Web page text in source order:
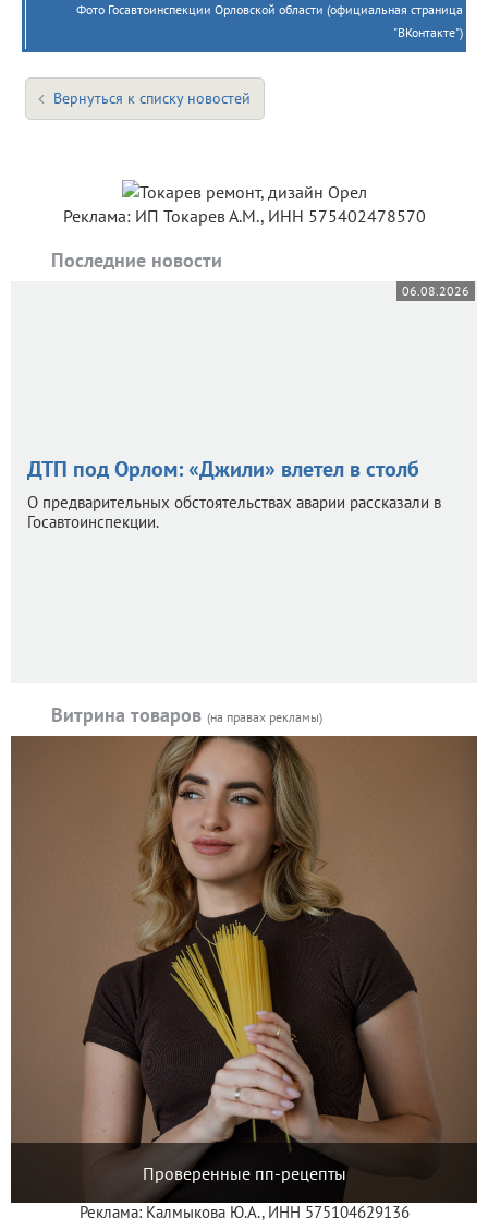
Фото Госавтоинспекции Орловской области (официальная страница
"ВКонтакте")
Вернуться к списку новостей
Реклама: ИП Токарев А.М., ИНН 575402478570
Последние новости
06.08.2026
ДТП под Орлом: «Джили» влетел в столб
О предварительных обстоятельствах аварии рассказали в
Госавтоинспекции.
Витрина товаров (на правах рекламы)
Проверенные пп-рецепты
Реклама: Калмыкова Ю.А., ИНН 575104629136